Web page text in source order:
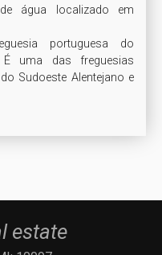
água localizado em
portuguesa do
uma das freguesias
Sudoeste Alentejano e
estate